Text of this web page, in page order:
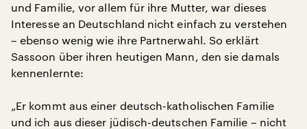
und Familie, vor allem für ihre Mutter, war dieses
Interesse an Deutschland nicht einfach zu verstehen
– ebenso wenig wie ihre Partnerwahl. So erklärt
Sassoon über ihren heutigen Mann, den sie damals
kennenlernte:
„Er kommt aus einer deutsch-katholischen Familie
und ich aus dieser jüdisch-deutschen Familie – nicht